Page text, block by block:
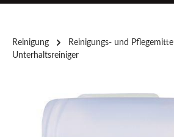
Reinigung Reinigungs- und Pflegemittel
Unterhaltsreiniger